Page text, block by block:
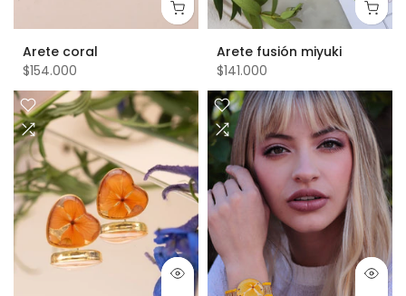
Arete coral
$154.000
Arete fusión miyuki
$141.000